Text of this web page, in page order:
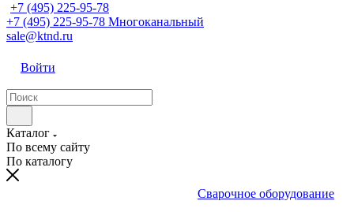
+7 (495) 225-95-78
+7 (495) 225-95-78 Многоканальный
sale@ktnd.ru
Войти
Каталог
По всему сайту
По каталогу
Сварочное оборудование